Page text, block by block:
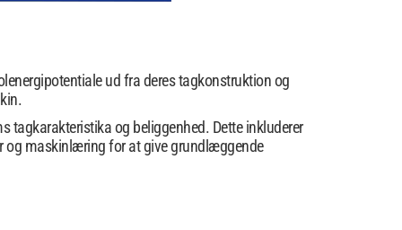
ud fra deres tagkonstruktion og
tagkarakteristika og beliggenhed. Dette inkluderer
og maskinlæring for at give grundlæggende